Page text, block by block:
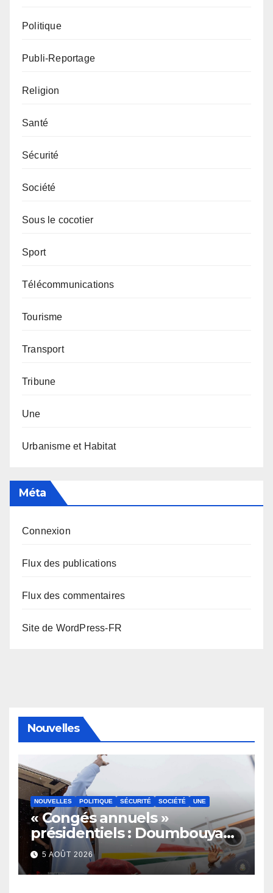
Politique
Publi-Reportage
Religion
Santé
Sécurité
Société
Sous le cocotier
Sport
Télécommunications
Tourisme
Transport
Tribune
Une
Urbanisme et Habitat
Méta
Connexion
Flux des publications
Flux des commentaires
Site de WordPress-FR
Nouvelles
NOUVELLES POLITIQUE SÉCURITÉ SOCIÉTÉ UNE
« Congés annuels »
présidentiels : Doumbouya
s’envole, l’opposition s’agite,
l’armée rassure
5 AOÛT 2026